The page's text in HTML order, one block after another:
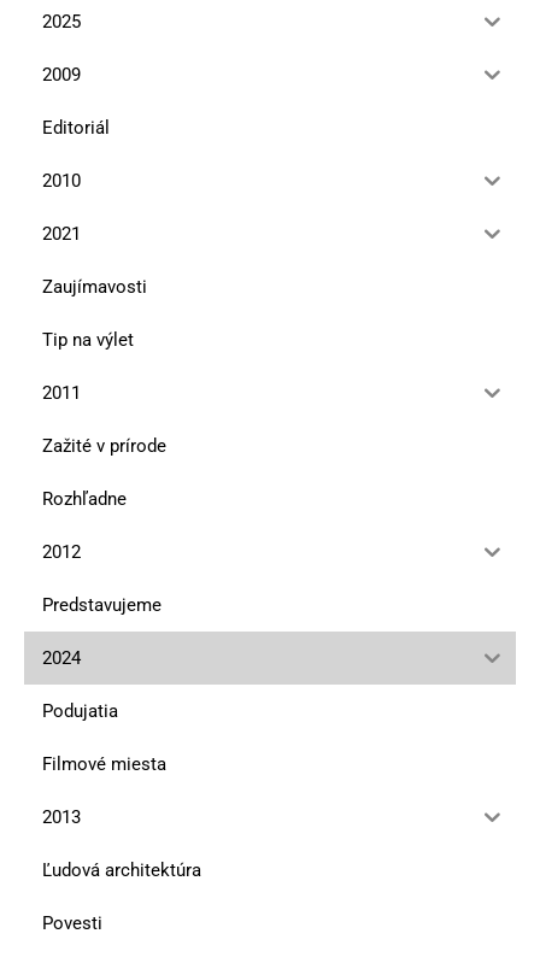
2025
2009
Editoriál
2010
2021
Zaujímavosti
Tip na výlet
2011
Zažité v prírode
Rozhľadne
2012
Predstavujeme
2024
Podujatia
Filmové miesta
2013
Ľudová architektúra
Povesti